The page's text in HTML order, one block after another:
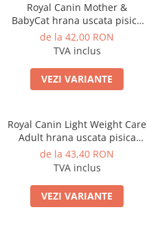
Royal Canin Mother &
BabyCat hrana uscata pisica
mama si puii pana la 4 luni,
400 g
de la 42,00 RON
TVA inclus
VEZI VARIANTE
Royal Canin Light Weight Care
Adult hrana uscata pisica
limitarea cresterii in greutate,
8 kg
de la 43,40 RON
TVA inclus
VEZI VARIANTE